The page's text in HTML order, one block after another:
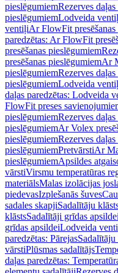
pieslēgumiemRezerves
pieslēgumiemLodveida
ventiļiAr FlowFit
paredzētas: Ar FlowFit
presēšanas pieslēgumiem
presēšanas pieslēgumiemAr
pieslēgumiemRezerves
pieslēgumiemLodveida
daļas paredzētas: Lodveida
FlowFit preses
pieslēgumiemRezerves
pieslēgumiemAr Volex
pieslēgumiemRezerves
pieslēgumiemPretvārstiAr
pieslēgumiemApsildes
vārstiVirsmu temperatūras
materiālsMalas izolācijas
piedevasIzplešanās šuves
sadales skapjiSadalītāju
klāstsSadalītāji grīdas apsildei
grīdas apsildeiLodveida
paredzētas: PārejasSadalītāju
vārstiPlūsmas sadalītājs
daļas paredzētas: